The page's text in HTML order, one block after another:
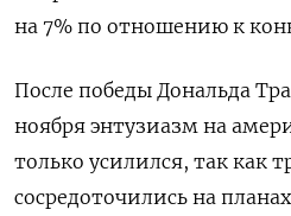
на 7% по отношению к
После победы Дональда
ноября энтузиазм на
только усилился, так как
сосредоточились на